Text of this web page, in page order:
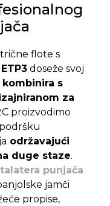
flote s
doseže svoj
kombinira s
za
proizvodimo
održavajući
duge staze.
punjača
jamči
propise,